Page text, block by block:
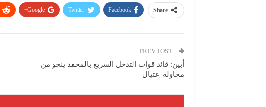
Share
Facebook
Twitter
Google+
أبين: قائد قوات التدخل السريع بالمحفد ينجو من
محاولة إغتيال